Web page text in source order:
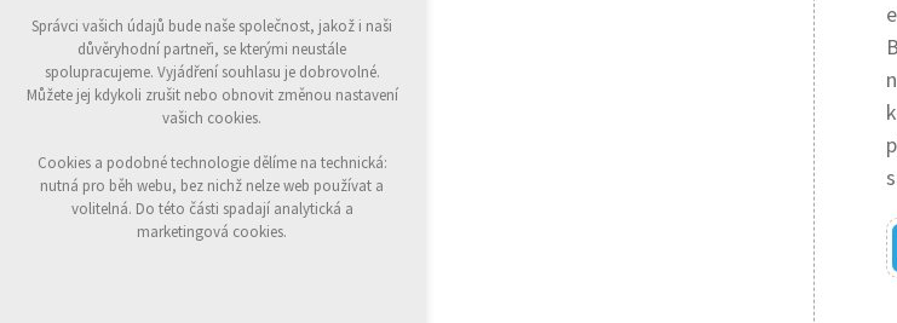
marketingová cookies (Google)
Více informací o cookies na našem webu
Odmítnout vše
Správci vašich údajů bude naše společnost, jakož i naši
důvěryhodní partneři, se kterými neustále
spolupracujeme. Vyjádření souhlasu je dobrovolné.
Můžete jej kdykoli zrušit nebo obnovit změnou nastavení
vašich cookies.
Cookies a podobné technologie dělíme na technická:
nutná pro běh webu, bez nichž nelze web používat a
volitelná. Do této části spadají analytická a
marketingová cookies.